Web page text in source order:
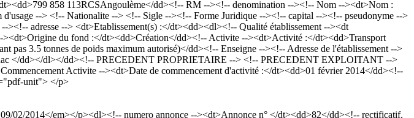
858 113RCSAngoulème</dd><!-- RM --><!-- denomination --><!-- Nom --><dt>Nom :
--> <!-- Nationalite --> <!-- Sigle --><!-- Forme Juridique --><!-- capital --><!-- pseudonyme -->
adresse --> <dt>Etablissement(s) :</dt><dd><dl><!-- Qualité établissement --><dt
du fond :</dt><dd>Création</dd><!-- Activite --><dt>Activité :</dt><dd>Transport
pas 3.5 tonnes de poids maximum autorisé)</dd><!-- Enseigne --><!-- Adresse de l'établissement -->
</dd></dl></dd><!-- PRECEDENT PROPRIETAIRE --> <!-- PRECEDENT EXPLOITANT -->
Activite --><dt>Date de commencement d'activité :</dt><dd>01 février 2014</dd><!--
unit"> </p>
02/2014</em></p><dl><!-- numero annonce --><dt>Annonce n° </dt><dd>82</dd><!-- rectificatif,